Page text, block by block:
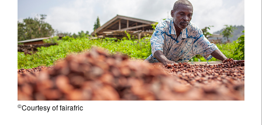
©Courtesy of fairafric
Cognome
Paese di residenza